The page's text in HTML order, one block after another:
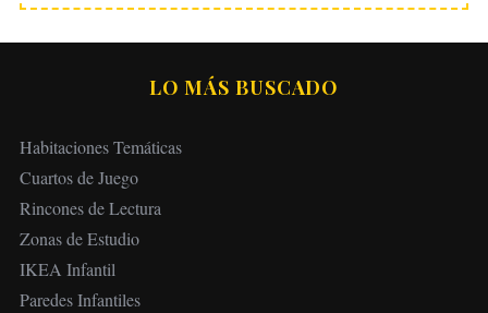
LO MÁS BUSCADO
Habitaciones Temáticas
Cuartos de Juego
Rincones de Lectura
Zonas de Estudio
IKEA Infantil
Paredes Infantiles